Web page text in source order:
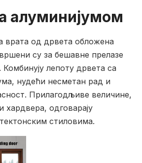
алуминијумом
врата од дрвета обложена
су за бешавне прелазе
лепоту дрвета са
нудећи несметан рад и
Прилагодљиве величине,
хардвера, одговарају
стиловима.